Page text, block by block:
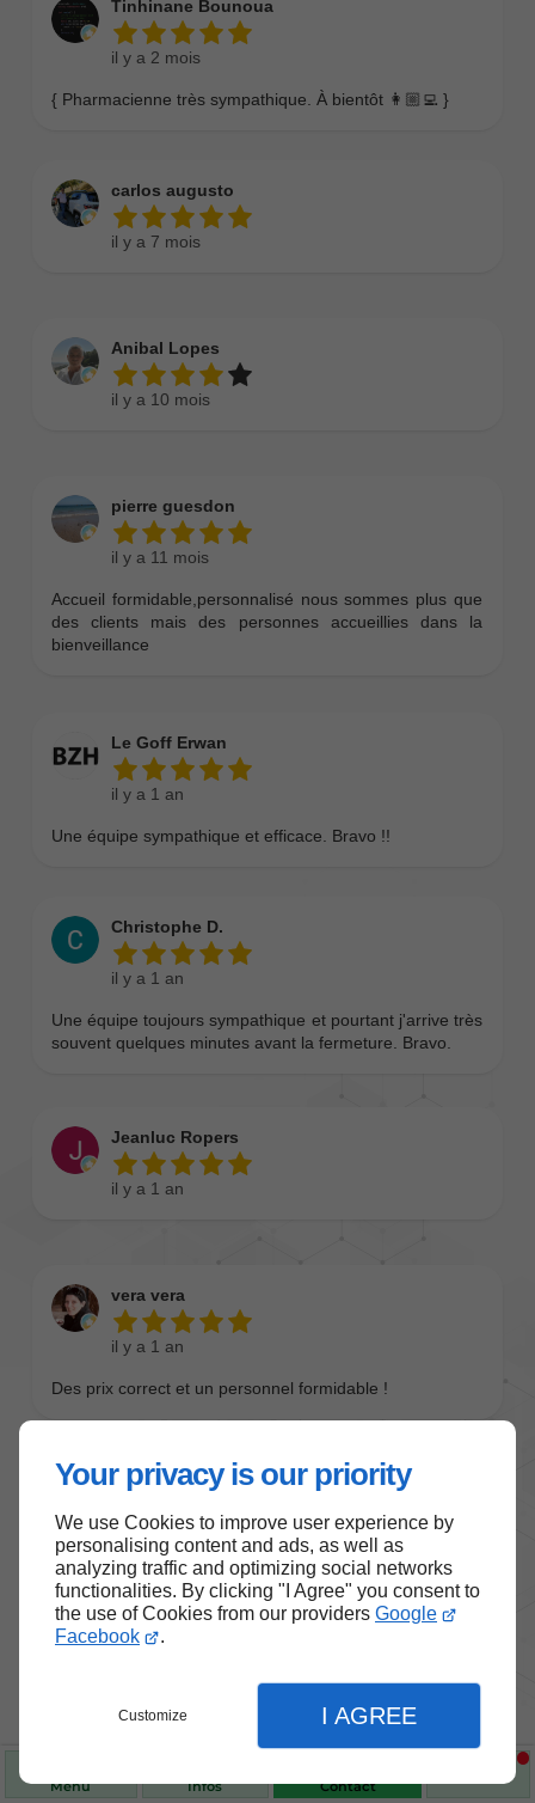
Your privacy is our priority
We use Cookies to improve user experience by
personalising content and ads, as well as
analyzing traffic and optimizing social networks
functionalities. By clicking "I Agree" you consent to
the use of Cookies from our providers Google
Facebook
.
Customize I AGREE
Menu Infos Contact
Nos produits de santé et de